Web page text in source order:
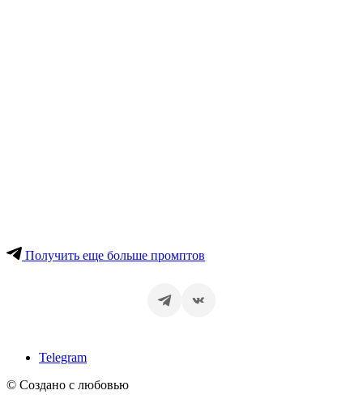
Получить еще больше промптов
Telegram
© Создано с любовью